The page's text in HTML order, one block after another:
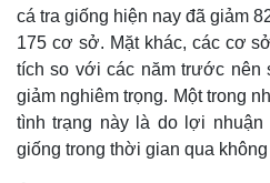
cá tra giống hiện nay đã giảm
175 cơ sở. Mặt khác, các cơ
tích so với các năm trước nên
giảm nghiêm trọng. Một trong
tình trạng này là do lợi nhuận
giống trong thời gian qua